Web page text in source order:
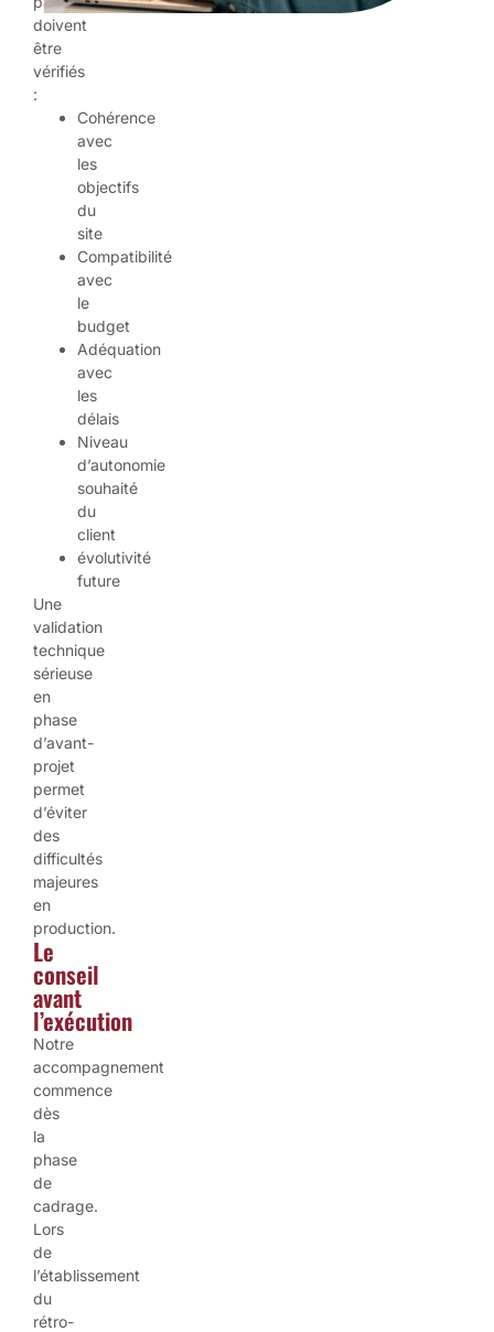
doivent
être
vérifiés
:
Cohérence
avec
les
objectifs
du
site
Compatibilité
avec
le
budget
Adéquation
avec
les
délais
Niveau
d’autonomie
souhaité
du
client
évolutivité
future
Une
validation
technique
sérieuse
en
phase
d’avant-
projet
permet
d’éviter
des
difficultés
majeures
en
production.
Le
conseil
avant
l’exécution
Notre
accompagnement
commence
dès
la
phase
de
cadrage.
Lors
de
l’établissement
du
rétro-